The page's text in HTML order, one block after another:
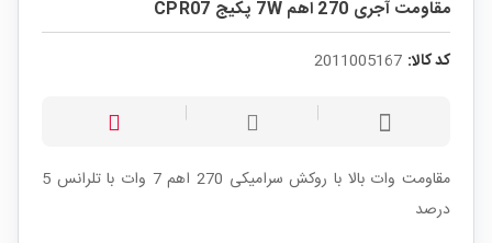
مقاومت آجری 270 اهم 7W پکیج CPR07
کد کالا: 2011005167
مقاومت وات بالا با روکش سرامیکی 270 اهم 7 وات با تلرانس 5
درصد